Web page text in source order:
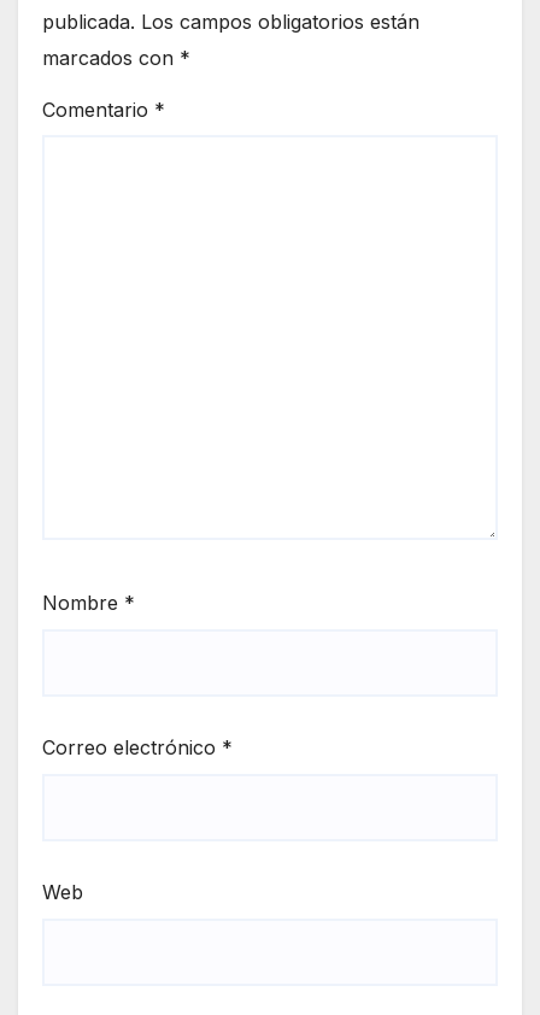
publicada. Los campos obligatorios están
marcados con *
Comentario *
Nombre *
Correo electrónico *
Web